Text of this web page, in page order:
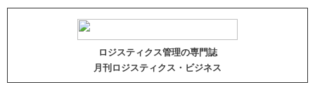
ロジスティクス管理の専門誌
月刊ロジスティクス・ビジネス